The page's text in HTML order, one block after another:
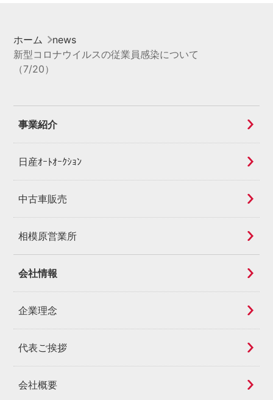
ホーム
news
新型コロナウイルスの従業員感染について
（7/20）
事業紹介
日産ｵｰﾄｵｰｸｼｮﾝ
中古車販売
相模原営業所
会社情報
企業理念
代表ご挨拶
会社概要